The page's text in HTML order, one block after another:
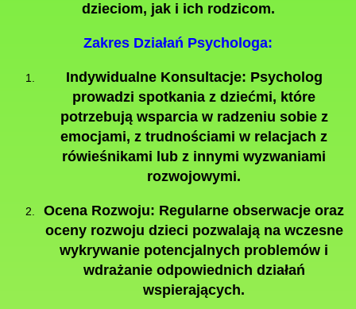
dzieciom, jak i ich rodzicom.
Zakres Działań Psychologa:
Indywidualne Konsultacje: Psycholog
prowadzi spotkania z dziećmi, które
potrzebują wsparcia w radzeniu sobie z
emocjami, z trudnościami w relacjach z
rówieśnikami lub z innymi wyzwaniami
rozwojowymi.
Ocena Rozwoju: Regularne obserwacje oraz
oceny rozwoju dzieci pozwalają na wczesne
wykrywanie potencjalnych problemów i
wdrażanie odpowiednich działań
wspierających.